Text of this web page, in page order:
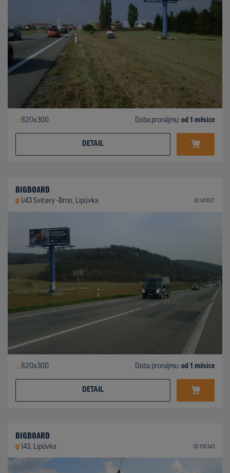
820x300 Doba pronájmu: od 1 měsíce
DETAIL
BIGBOARD
I/43 Svitavy -Brno, Lipůvka ID 141827
820x300 Doba pronájmu: od 1 měsíce
DETAIL
BIGBOARD
I43, Lipůvka ID 150343